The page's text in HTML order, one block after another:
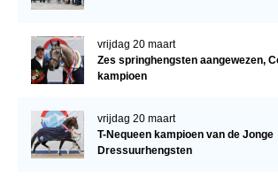
vrijdag 20 maart
Zes springhengsten aangewezen,
kampioen
vrijdag 20 maart
T-Nequeen kampioen van de Jonge
Dressuurhengsten